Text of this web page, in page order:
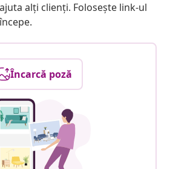
alți clienți. Folosește link-ul
Încarcă poză